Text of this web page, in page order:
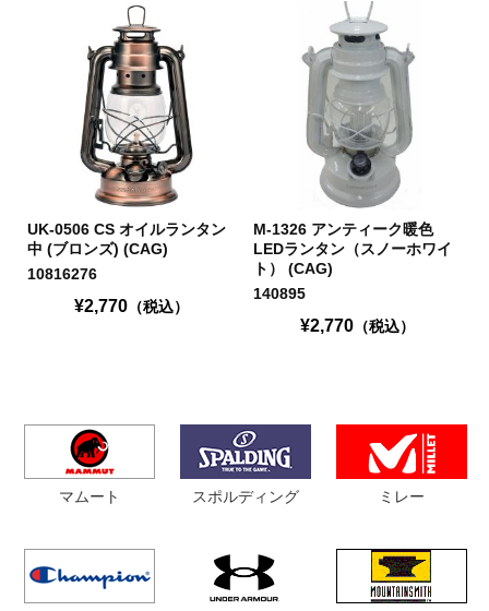
UK-0506 CS オイルランタン
中 (ブロンズ) (CAG)
10816276
¥2,770 （税込）
M-1326 アンティーク暖色
LEDランタン（スノーホワイ
ト） (CAG)
140895
¥2,770（税込）
マムート スポルディング ミレー